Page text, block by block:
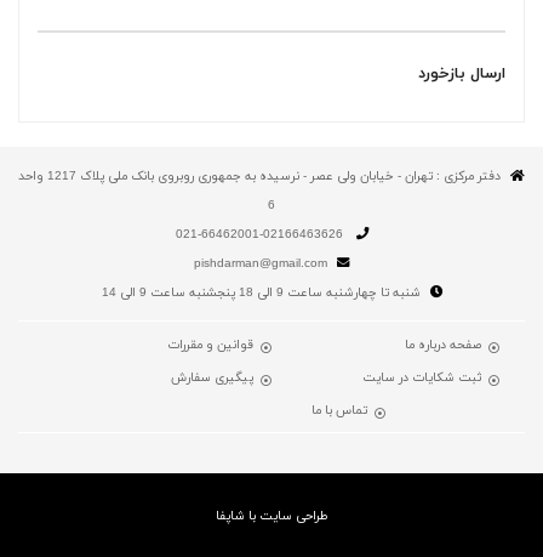
ارسال بازخورد
دفتر مرکزی : تهران - خیابان ولی عصر - نرسیده به جمهوری روبروی بانک ملی پلاک 1217 واحد
6
pishdarman@gmail.com
شنبه تا چهارشنبه ساعت 9 الی 18 پنجشنبه ساعت 9 الی 14
صفحه درباره ما
قوانین و مقررات
ثبت شکایات در سایت
پیگیری سفارش
تماس با ما
طراحی سایت با شاپفا